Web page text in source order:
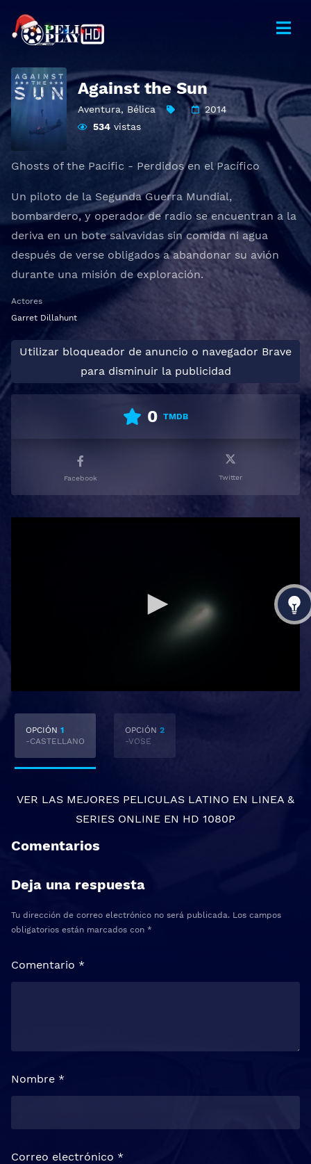
Against the Sun
Aventura, Bélica
2014
534 vistas
Ghosts of the Pacific - Perdidos en el Pacífico
Un piloto de la Segunda Guerra Mundial,
bombardero, y operador de radio se encuentran a la
deriva en un bote salvavidas sin comida ni agua
después de verse obligados a abandonar su avión
durante una misión de exploración.
Actores
Garret Dillahunt
Utilizar bloqueador de anuncio o navegador Brave
para disminuir la publicidad
0 TMDB
Facebook Twitter
OPCIÓN 1
-CASTELLANO
OPCIÓN 2
-VOSE
VER LAS MEJORES PELICULAS LATINO EN LINEA &
SERIES ONLINE EN HD 1080P
Comentarios
Deja una respuesta
Tu dirección de correo electrónico no será publicada. Los campos
obligatorios están marcados con *
Comentario *
Nombre *
Correo electrónico *